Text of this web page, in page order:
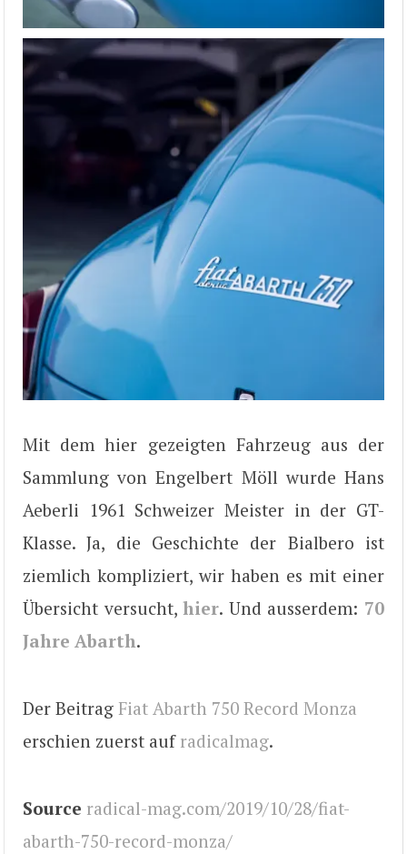
Mit dem hier gezeigten Fahrzeug aus der
Sammlung von Engelbert Möll wurde Hans
Aeberli 1961 Schweizer Meister in der GT-
Klasse. Ja, die Geschichte der Bialbero ist
ziemlich kompliziert, wir haben es mit einer
Übersicht versucht,hier. Und ausserdem: 70
Jahre Abarth.
Der Beitrag Fiat Abarth 750 Record Monza
erschien zuerst auf radicalmag.
Source radical-mag.com/2019/10/28/fiat-
abarth-750-record-monza/